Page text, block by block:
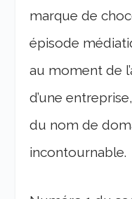
marque de
épisode
au moment de
d’une
du nom de
incontournable.